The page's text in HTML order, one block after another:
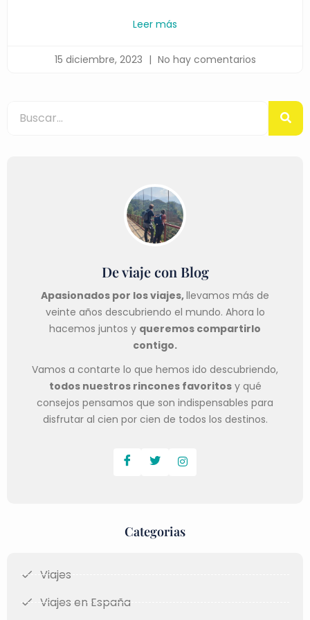
Leer más
15 diciembre, 2023 No hay comentarios
De viaje con Blog
Apasionados por los viajes,llevamos más de
veinte años descubriendo el mundo. Ahora lo
hacemos juntos y queremos compartirlo
contigo.
Vamos a contarte lo que hemos ido descubriendo,
todos nuestros rincones favoritosy qué
consejos pensamos que son indispensables para
disfrutar al cien por cien de todos los destinos.
Categorias
Viajes
Viajes en España